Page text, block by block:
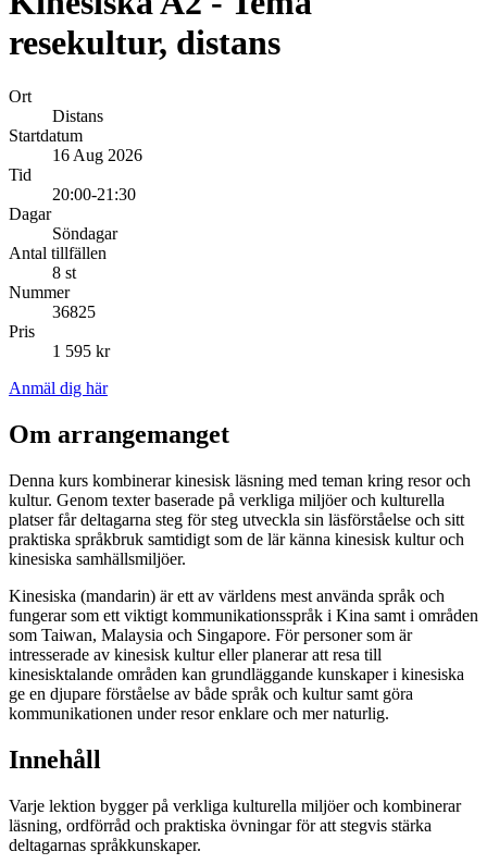
resekultur, distans
Ort
Distans
Startdatum
16 Aug 2026
Tid
20:00-21:30
Dagar
Söndagar
Antal tillfällen
8 st
Nummer
36825
Pris
1 595 kr
Anmäl dig här
Om arrangemanget
Denna kurs kombinerar kinesisk läsning med teman kring resor och
kultur. Genom texter baserade på verkliga miljöer och kulturella
platser får deltagarna steg för steg utveckla sin läsförståelse och sitt
praktiska språkbruk samtidigt som de lär känna kinesisk kultur och
kinesiska samhällsmiljöer.
Kinesiska (mandarin) är ett av världens mest använda språk och
fungerar som ett viktigt kommunikationsspråk i Kina samt i områden
som Taiwan, Malaysia och Singapore. För personer som är
intresserade av kinesisk kultur eller planerar att resa till
kinesisktalande områden kan grundläggande kunskaper i kinesiska
ge en djupare förståelse av både språk och kultur samt göra
kommunikationen under resor enklare och mer naturlig.
Innehåll
Varje lektion bygger på verkliga kulturella miljöer och kombinerar
läsning, ordförråd och praktiska övningar för att stegvis stärka
deltagarnas språkkunskaper.